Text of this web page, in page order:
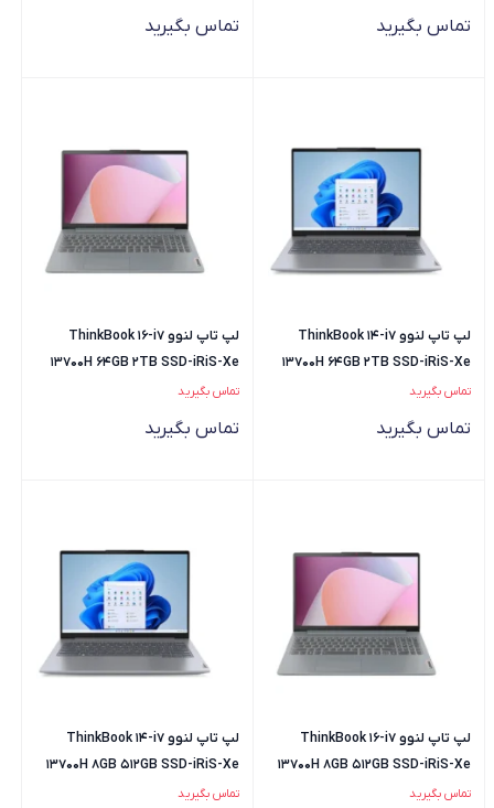
تماس بگیرید تماس بگیرید
لپ تاپ لنوو ThinkBook 14-i7
13700H 64GB 2TB SSD-iRiS-Xe
تماس بگیرید
تماس بگیرید
لپ تاپ لنوو ThinkBook 16-i7
13700H 64GB 2TB SSD-iRiS-Xe
تماس بگیرید
تماس بگیرید
لپ تاپ لنوو ThinkBook 16-i7
13700H 8GB 512GB SSD-iRiS-Xe
تماس بگیرید
لپ تاپ لنوو ThinkBook 14-i7
13700H 8GB 512GB SSD-iRiS-Xe
تماس بگیرید